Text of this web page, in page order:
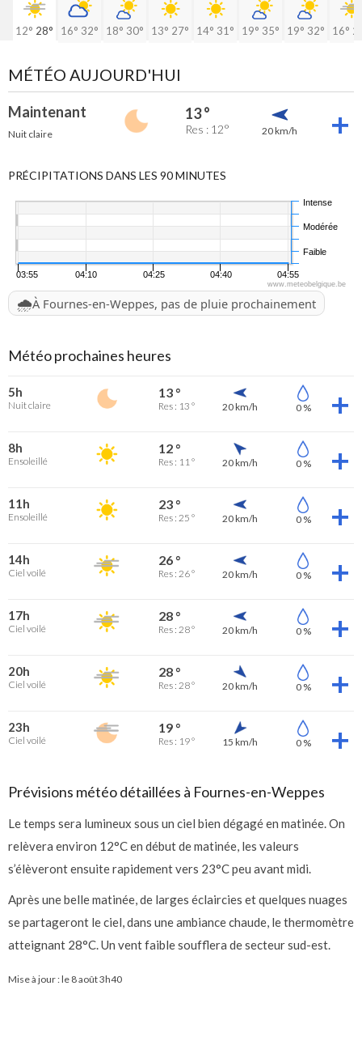
12° 28° 16° 32° 18° 30° 13° 27° 14° 31° 19° 35° 19° 32° 16°
MÉTÉO AUJOURD'HUI
Maintenant
Nuit claire
13 °
Res : 12° 20 km/h
PRÉCIPITATIONS DANS LES 90 MINUTES
03:55 04:10 04:25 04:40 04:55
Faible
Modérée
Intense
www.meteobelgique.be
🌧️À Fournes-en-Weppes, pas de pluie prochainement
Météo prochaines heures
5h
Nuit claire
13 °
Res : 13 ° 20 km/h 0 %
8h
Ensoleillé
12 °
Res : 11 ° 20 km/h 0 %
11h
Ensoleillé
23 °
Res : 25 ° 20 km/h 0 %
14h
Ciel voilé
26 °
Res : 26 ° 20 km/h 0 %
17h
Ciel voilé
28 °
Res : 28 ° 20 km/h 0 %
20h
Ciel voilé
28 °
Res : 28 ° 20 km/h 0 %
23h
Ciel voilé
19 °
Res : 19 ° 15 km/h 0 %
Prévisions météo détaillées à Fournes-en-Weppes
Le temps sera lumineux sous un ciel bien dégagé en matinée. On
relèvera environ 12°C en début de matinée, les valeurs
s’élèveront ensuite rapidement vers 23°C peu avant midi.
Après une belle matinée, de larges éclaircies et quelques nuages
se partageront le ciel, dans une ambiance chaude, le thermomètre
atteignant 28°C. Un vent faible soufflera de secteur sud-est.
Mise à jour : le 8 août 3h40